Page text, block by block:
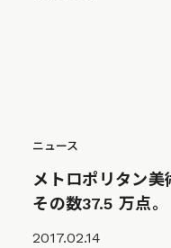
ニュース
メトロポリタン美
その数37.5 万点。
2017.02.14